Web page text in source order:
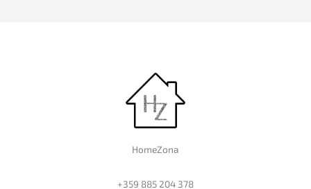
HomeZona
+359 885 204 378